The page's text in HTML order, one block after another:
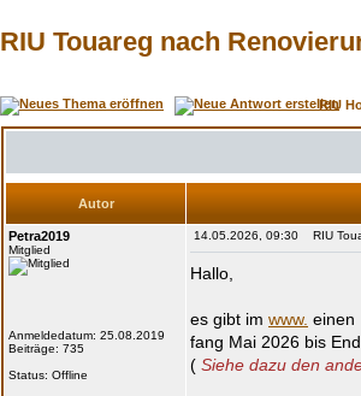
RIU Touareg nach
RIU
Autor
Petra2019
Mitglied
Anmeldedatum: 25.08.2019
Beiträge: 735
Status: Offline
14.05.2026, 09:30 RIU
Hallo,
es gibt im www. einen
fang Mai 2026 bis
( Siehe dazu den